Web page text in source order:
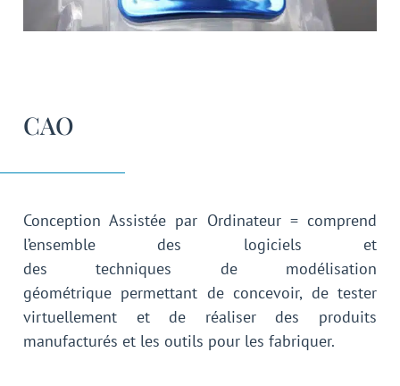
CAO
Conception Assistée par Ordinateur = comprend
l’ensemble des logiciels et
des techniques de modélisation
géométrique permettant de concevoir, de tester
virtuellement et de réaliser des produits
manufacturés et les outils pour les fabriquer.